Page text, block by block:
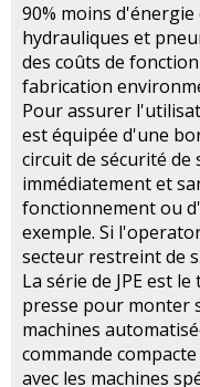
90% moins
hydrauliques et
des coûts de
fabrication
Pour assurer
est équipée d'une
circuit de sécurité
immédiatement et
fonctionnement ou
exemple. Si
secteur restreint de
La série de JPE est
presse pour monter
machines
commande
avec les machines